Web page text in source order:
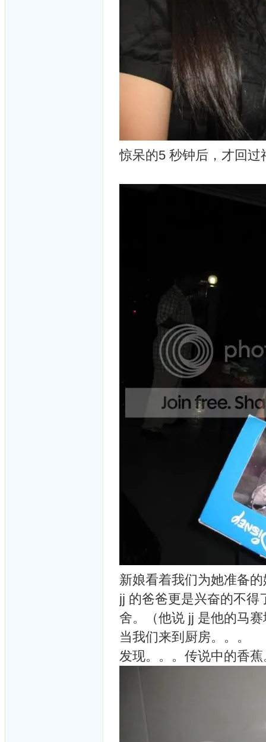
惊呆的5 秒钟后，才回过
新娘看着我们为她准备
jj 的爸爸更是兴奋的不得
舍。（他说 jj 是他的马
当我们来到厨房。。。
发现。。。传说中的香